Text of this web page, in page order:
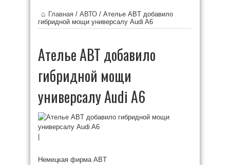
Главная / АВТО / Ателье ABT добавило
гибридной мощи универсалу Audi A6
Ателье ABT добавило
гибридной мощи
универсалу Audi A6
Немецкая фирма ABT